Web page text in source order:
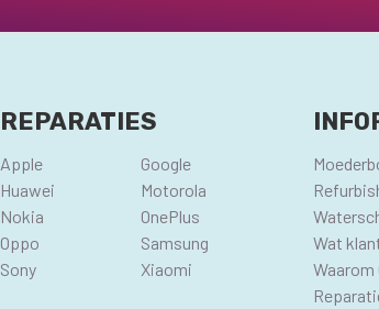
REPARATIES
Apple
Google
Huawei
Motorola
Nokia
OnePlus
Oppo
Samsung
Sony
Xiaomi
Wat
Waarom